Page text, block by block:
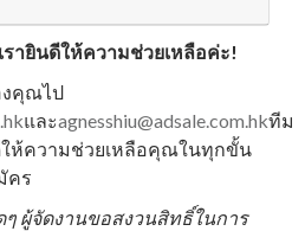
ายินดีให้ความช่วยเหลือค่ะ!
งคุณไป
และagnesshiu@adsale.com.hkทีม
ให้ความช่วยเหลือคุณในทุกขั้น
คร
ผู้จัดงานขอสงวนสิทธิ์ในการ